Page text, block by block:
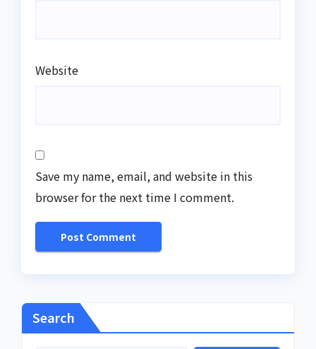
Website
Save my name, email, and website in this
browser for the next time I comment.
Search